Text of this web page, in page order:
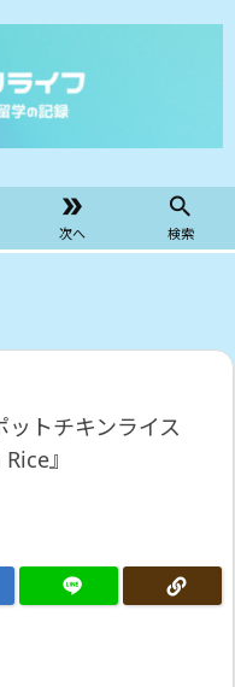

次へ

検索
トチキンライス
』